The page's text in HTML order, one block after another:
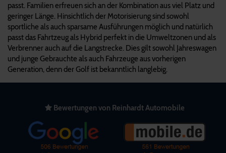
passt. Familien erfreuen sich an der Kombination aus viel Platz und
geringer Länge. Hinsichtlich der Motorisierung sind sowohl
sportliche als auch sparsame Ausführungen möglich und natürlich
passt das Fahrtzeug als Hybrid perfekt in die Umweltzonen und als
Verbrenner auch auf die Langstrecke. Dies gilt sowohl Jahreswagen
und junge Gebrauchte als auch Fahrzeuge aus vorherigen
Generation, denn der Golf ist bekanntlich langlebig.
Bewertungen von Reinhardt Automobile